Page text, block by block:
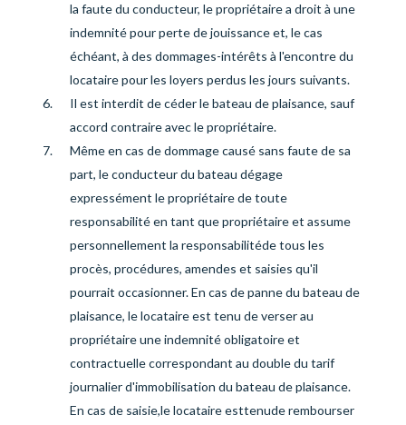
la faute du conducteur, le propriétaire a droit à une
indemnité pour perte de jouissance et, le cas
échéant, à des dommages-intérêts à l'encontre du
locataire pour les loyers perdus les jours suivants.
Il est interdit de céder le bateau de plaisance, sauf
accord contraire avec le propriétaire.
Même en cas de dommage causé sans faute de sa
part, le conducteur du bateau dégage
expressément le propriétaire de toute
responsabilité en tant que propriétaire et assume
personnellement la responsabilitéde tous les
procès, procédures, amendes et saisies qu'il
pourrait occasionner. En cas de panne du bateau de
plaisance, le locataire est tenu de verser au
propriétaire une indemnité obligatoire et
contractuelle correspondant au double du tarif
journalier d'immobilisation du bateau de plaisance.
En cas de saisie,le locataire esttenude rembourser